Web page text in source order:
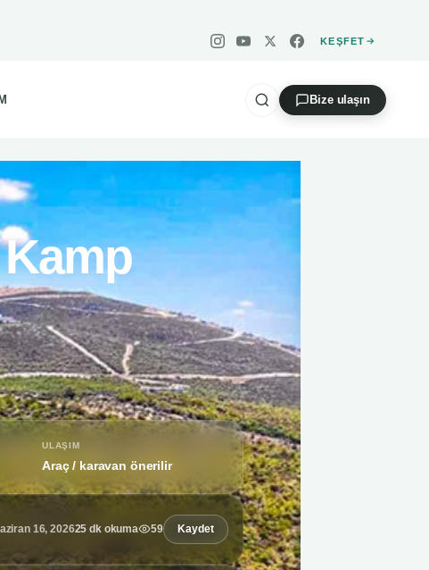
Instagram — Takip
YouTube — Abone
X — TakipFacebook — Beğen
KEŞFET
Bize ulaşın
ULAŞIM
Araç / karavan önerilir
16, 202625 dk okuma 59 Kaydet